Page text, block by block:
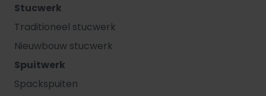
Stucwerk
Traditioneel stucwerk
Nieuwbouw stucwerk
Spuitwerk
Spackspuiten